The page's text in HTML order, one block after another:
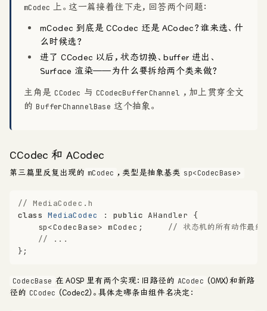
mCodec
上。这一篇接着往下走，回答两个问题：
mCodec 到底是 CCodec 还是 ACodec？谁来选、什
么时候选？
进了 CCodec 以后，状态切换、buffer 进出、
Surface 渲染——为什么要拆给两个类来做？
主角是 CCodec 与 CCodecBufferChannel ，加上贯穿全文
的 BufferChannelBase 这个抽象。
CCodec 和 ACodec
第三篇里反复出现的 mCodec ，类型是抽象基类 sp<CodecBase>
// MediaCodec.h
class
MediaCodec : public AHandler {
    sp<CodecBase> mCodec;
// 状态机的所有动作最终
// ...
};
CodecBase 在 AOSP 里有两个实现：旧路径的 ACodec （OMX）和新路
径的 CCodec （Codec2）。具体走哪条由组件名决定：